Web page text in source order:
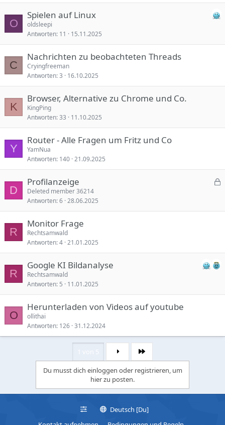
O
Spielen auf Linux
oldsleepi
Antworten 11 15.11.2025
C
Nachrichten zu beobachteten Threads
Cryingfreeman
Antworten 3 16.10.2025
K
Browser, Alternative zu Chrome und Co.
KingPing
Antworten 33 11.10.2025
Y
Router - Alle Fragen um Fritz und Co
YamNua
Antworten 140 21.09.2025
D
p
Profilanzeige
Deleted member 36214
Antworten 6 28.06.2025
R
Monitor Frage
Rechtsamwald
Antworten 4 21.01.2025
R
Google KI Bildanalyse
Rechtsamwald
Antworten 5 11.01.2025
O
Herunterladen von Videos auf youtube
ollithai
Antworten 126 31.12.2024
Letzte
Du musst dich einloggen oder registrieren, um
hier zu posten.
Deutsch [Du]